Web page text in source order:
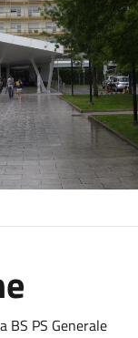
BS PS Generale